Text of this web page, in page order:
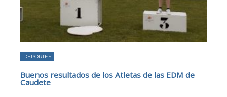
DEPORTES
Buenos resultados de los Atletas de las EDM de
Caudete